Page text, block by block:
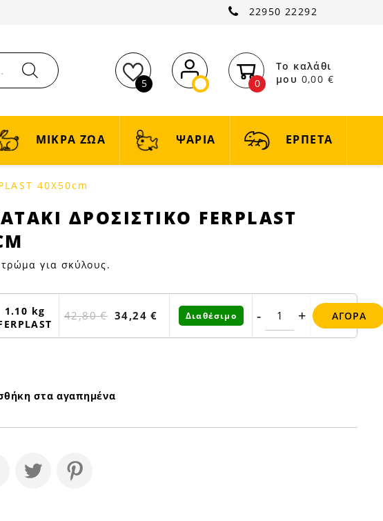
22950 22292
5 0
Το καλάθι
μου 0,00 €
ΜΙΚΡΑ ΖΩΑ ΨΑΡΙΑ ΕΡΠΕΤΑ
40X50cm
ΔΡΟΣΙΣΤΙΚΟ FERPLAST
για σκύλους.
1.10 kg
42,80 € 34,24 € Διαθέσιμο - + ΑΓΟΡΆ
στα αγαπημένα